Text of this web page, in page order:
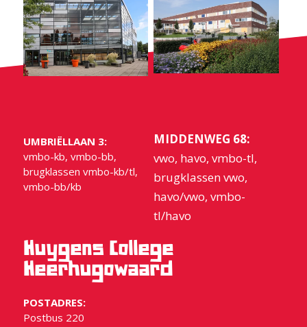
UMBRIËLLAAN 3:
vmbo-kb, vmbo-bb,
brugklassen vmbo-kb/tl,
vmbo-bb/kb
MIDDENWEG 68:
vwo, havo, vmbo-tl,
brugklassen vwo,
havo/vwo, vmbo-
tl/havo
Huygens College
Heerhugowaard
POSTADRES:
Postbus 220